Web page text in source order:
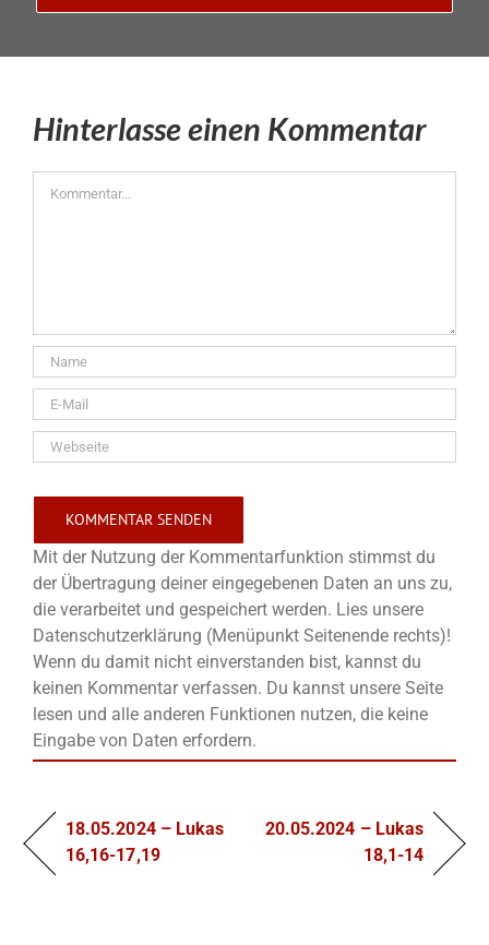
Hinterlasse einen Kommentar
Mit der Nutzung der Kommentarfunktion stimmst du
der Übertragung deiner eingegebenen Daten an uns zu,
die verarbeitet und gespeichert werden. Lies unsere
Datenschutzerklärung (Menüpunkt Seitenende rechts)!
Wenn du damit nicht einverstanden bist, kannst du
keinen Kommentar verfassen. Du kannst unsere Seite
lesen und alle anderen Funktionen nutzen, die keine
Eingabe von Daten erfordern.
18.05.2024 – Lukas
16,16-17,19
20.05.2024 – Lukas
18,1-14